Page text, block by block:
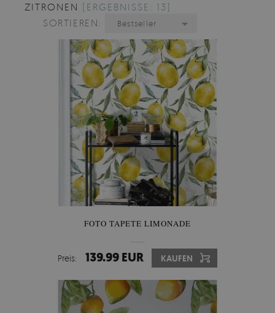
ZITRONEN [ERGEBNISSE: 13]
SORTIEREN:
Bestseller
FOTO TAPETE LIMONADE
Preis: 139.99 EUR KAUFEN